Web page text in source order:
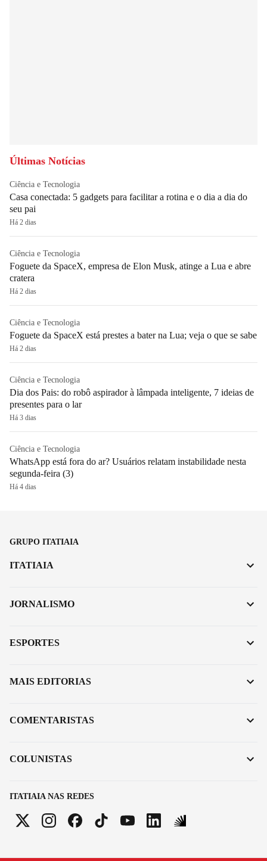
Últimas Notícias
Ciência e Tecnologia
Casa conectada: 5 gadgets para facilitar a rotina e o dia a dia do
seu pai
Há 2 dias
Ciência e Tecnologia
Foguete da SpaceX, empresa de Elon Musk, atinge a Lua e abre
cratera
Há 2 dias
Ciência e Tecnologia
Foguete da SpaceX está prestes a bater na Lua; veja o que se sabe
Há 2 dias
Ciência e Tecnologia
Dia dos Pais: do robô aspirador à lâmpada inteligente, 7 ideias de
presentes para o lar
Há 3 dias
Ciência e Tecnologia
WhatsApp está fora do ar? Usuários relatam instabilidade nesta
segunda-feira (3)
Há 4 dias
GRUPO ITATIAIA
ITATIAIA NAS REDES
ITATIAIA
JORNALISMO
ESPORTES
MAIS EDITORIAS
COMENTARISTAS
COLUNISTAS